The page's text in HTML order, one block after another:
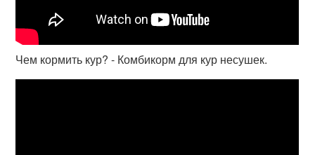
Чем кормить кур? - Комбикорм для кур несушек.